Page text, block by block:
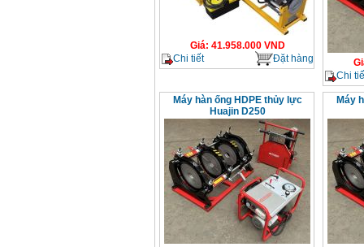
Giá: 41.958.000 VND
Chi tiết
Đặt hàng
Chi
Máy hàn ống HDPE thủy lực
Huajin D250
Máy